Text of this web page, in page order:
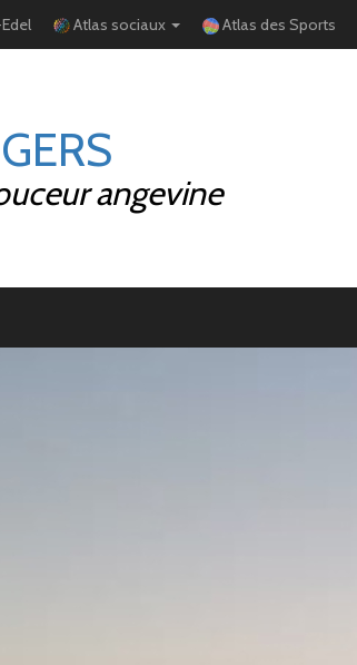
Atlas sociaux Atlas des Sports
angevine